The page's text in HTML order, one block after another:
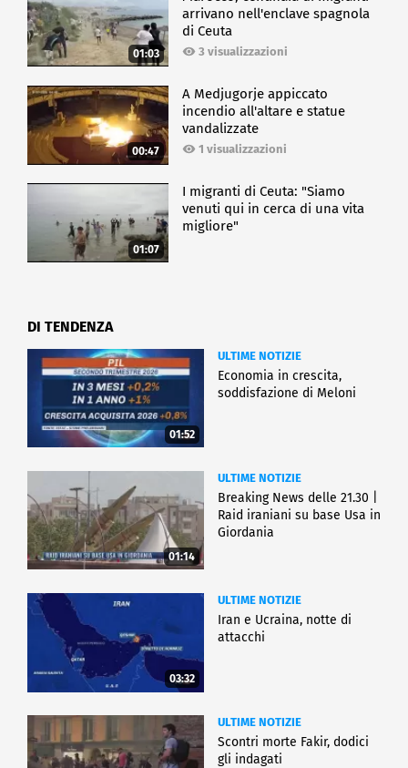
01:03
arrivano nell'enclave spagnola
di Ceuta
3 visualizzazioni
00:47
A Medjugorje appiccato
incendio all'altare e statue
vandalizzate
1 visualizzazioni
01:07
I migranti di Ceuta: "Siamo
venuti qui in cerca di una vita
migliore"
DI TENDENZA
01:52
ULTIME NOTIZIE
Economia in crescita,
soddisfazione di Meloni
01:14
ULTIME NOTIZIE
Breaking News delle 21.30 |
Raid iraniani su base Usa in
Giordania
03:32
ULTIME NOTIZIE
Iran e Ucraina, notte di
attacchi
ULTIME NOTIZIE
Scontri morte Fakir, dodici
gli indagati